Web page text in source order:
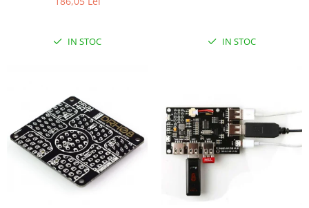
Microcontrollere AVR
PCB - Placute Circuit
Rezistoare
Creion 3D 3Doodler
Imprimante 3D
IN STOC IN STOC